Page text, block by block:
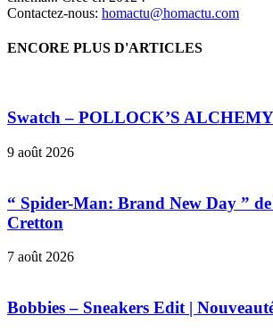
Contactez-nous: homactu@homactu.com
ENCORE PLUS D'ARTICLES
Swatch – POLLOCK’S ALCHEMY
9 août 2026
“ Spider-Man: Brand New Day ”
Cretton
7 août 2026
Bobbies – Sneakers Edit |